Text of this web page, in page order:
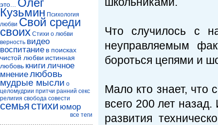
Что случилось с
неуправляемым
бороться цепями и
Мало кто знает, что
всего 200 лет
развития
это...
Олег
Кузьмин Психология
любви Свой среди
своих Стихи о любви
верность видео
воспитание в поисках
чистой любви истинная
любовь книги личное
мнениелюбовь
мудрые мысли о
целомудрии притчи ранний секс
религия свобода совести
семья стихи юмор
все теги